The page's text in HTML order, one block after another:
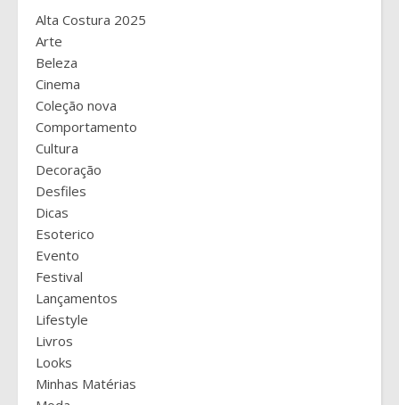
Alta Costura 2025
Arte
Beleza
Cinema
Coleção nova
Comportamento
Cultura
Decoração
Desfiles
Dicas
Esoterico
Evento
Festival
Lançamentos
Lifestyle
Livros
Looks
Minhas Matérias